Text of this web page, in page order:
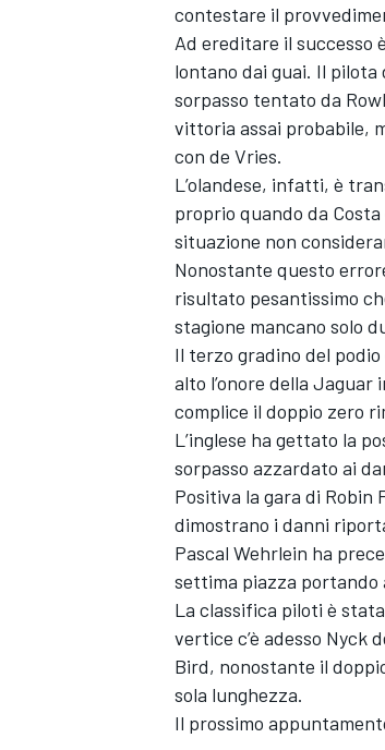
ENDURANCE/GT
contestare il
Ad ereditare il successo
lontano dai guai. Il
sorpasso tentato da
vittoria assai probabile,
con de Vries.
L’olandese, infatti, è
proprio quando da
situazione non
Nonostante questo
risultato pesantissimo
stagione mancano solo
Il terzo gradino del
alto l’onore della
complice il doppio zero
L’inglese ha gettato la
sorpasso azzardato ai
Positiva la gara di
dimostrano i danni
Pascal Wehrlein ha
settima piazza portando
La classifica piloti è
vertice c’è adesso Nyck
Bird, nonostante il
sola lunghezza.
Il prossimo